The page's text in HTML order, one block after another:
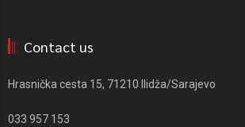
Contact us
Hrasnička cesta 15, 71210 Ilidža/Sarajevo
033 957 153